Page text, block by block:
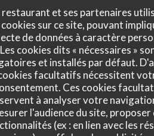
restaurant et ses partenaires
cookies sur ce site, pouvant
de données à caractère
Les cookies dits « nécessaires »
et installés par défaut.
facultatifs nécessitent
Ces cookies
servent à analyser votre
l'audience du site, proposer
(ex : en lien avec les